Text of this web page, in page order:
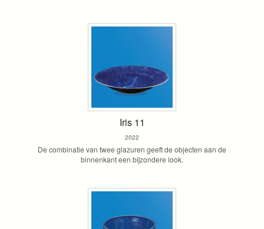
Iris 11
2022
De combinatie van twee glazuren geeft de objecten aan de
binnenkant een bijzondere look.